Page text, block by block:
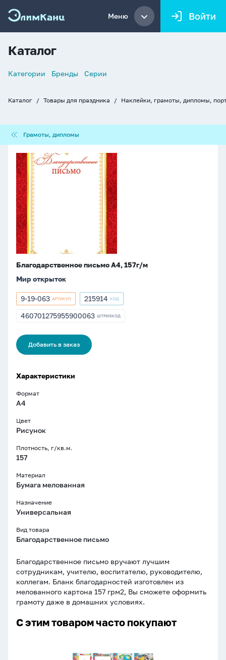
Меню Войти
Каталог
Список
Категории Бренды Серии
Каталог Товары для праздника Наклейки, грамоты, дипломы,
дипломы
Грамоты, дипломы
Благодарственное
письмо
А4,
157г/
м
Благодарственное письмо А4, 157г/м
Мир открыток
Артикул
9-
9-19-063 АРТИКУЛ
Артикул
215914
215914 КОД
ШТРИХКОД
460701275955900063 ШТРИХКОД
Добавить в заказ
Характеристики
Формат
A4
Цвет
Рисунок
Плотность, г/кв.м.
157
Материал
Бумага мелованная
Назначение
Универсальная
Вид товара
Благодарственное письмо
Благодарственное письмо вручают лучшим
сотрудникам, учителю, воспитателю, руководителю,
коллегам. Бланк благодарностей изготовлен из
мелованного картона 157 грм2, Вы сможете оформить
грамоту даже в домашних условиях.
С этим товаром часто покупают